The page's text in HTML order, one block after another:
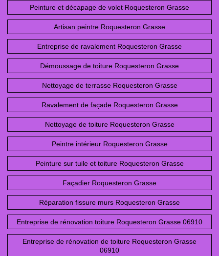
Peinture et décapage de volet Roquesteron Grasse
Artisan peintre Roquesteron Grasse
Entreprise de ravalement Roquesteron Grasse
Démoussage de toiture Roquesteron Grasse
Nettoyage de terrasse Roquesteron Grasse
Ravalement de façade Roquesteron Grasse
Nettoyage de toiture Roquesteron Grasse
Peintre intérieur Roquesteron Grasse
Peinture sur tuile et toiture Roquesteron Grasse
Façadier Roquesteron Grasse
Réparation fissure murs Roquesteron Grasse
Entreprise de rénovation toiture Roquesteron Grasse 06910
Entreprise de rénovation de toiture Roquesteron Grasse
06910